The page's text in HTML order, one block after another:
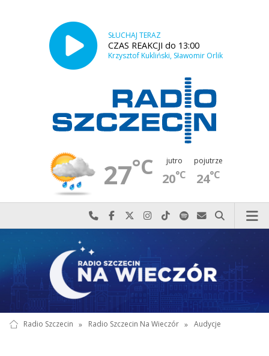
SŁUCHAJ TERAZ
CZAS REAKCJI do 13:00
Krzysztof Kukliński, Sławomir Orlik
27°C jutro
20°C
pojutrze
24°C
Najlepiej po prostu do nas zadzwoń
Odwiedź nas na Facebook-u
Odwiedź nas na X
Odwiedź nas na Instagram-ie
Odwiedź nas na TikTok-u
Szukaj nas na Spotify
Wyślij do nas
Szukaj
Radio Szczecin » Radio Szczecin Na Wieczór » Audycje